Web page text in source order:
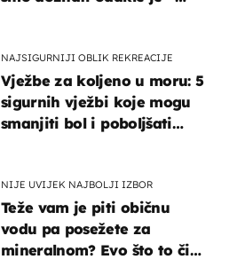
NAJSIGURNIJI OBLIK REKREACIJE
Vježbe za koljeno u moru: 5
sigurnih vježbi koje mogu
smanjiti bol i poboljšati
NIJE UVIJEK NAJBOLJI IZBOR
Teže vam je piti običnu
vodu pa posežete za
mineralnom? Evo što to čini